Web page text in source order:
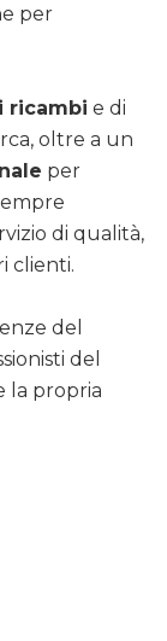
per
ricambi e di
oltre a un
per
di qualità,
clienti.
del
del
la propria